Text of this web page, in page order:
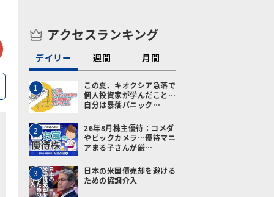
メールで送る
アクセスランキング
デイリー 週間 月間
1
この夏、キオクシア急落で
個人投資家が学んだこと…
自分は暴落パニック…
2
26年8月株主優待：コメダ
やビックカメラ…優待マニ
アまる子さんが厳…
3
日本の米国債売却を避ける
ための協調介入